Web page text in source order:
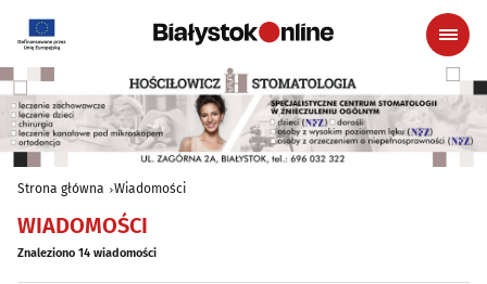
Strona główna Wiadomości
WIADOMOŚCI
Znaleziono 14 wiadomości